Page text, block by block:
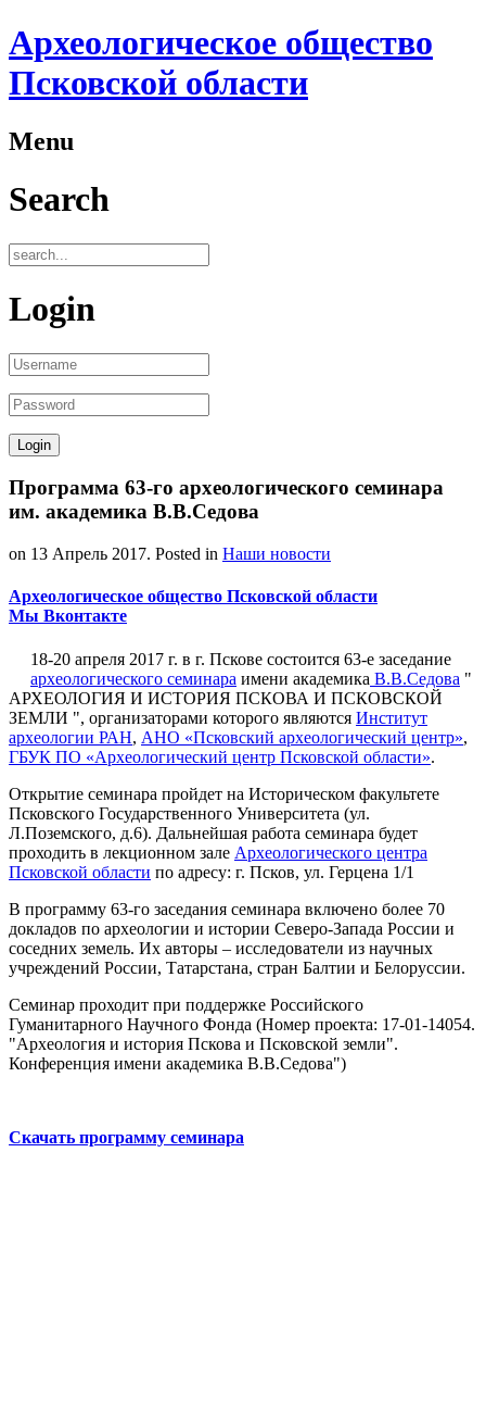
Археологическое общество
Псковской области
Menu
Search
Login
Программа 63-го археологического семинара
им. академика В.В.Седова
on 13 Апрель 2017. Posted in Наши новости
Археологическое общество Псковской области
Мы Вконтакте
18-20 апреля 2017 г. в г. Пскове состоится 63-е заседание
археологического семинара имени академика В.В.Седова "
АРХЕОЛОГИЯ И ИСТОРИЯ ПСКОВА И ПСКОВСКОЙ
ЗЕМЛИ ", организаторами которого являются Институт
археологии РАН, АНО «Псковский археологический центр»,
ГБУК ПО «Археологический центр Псковской области».
Открытие семинара пройдет на Историческом факультете
Псковского Государственного Университета (ул.
Л.Поземского, д.6). Дальнейшая работа семинара будет
проходить в лекционном зале Археологического центра
Псковской области по адресу: г. Псков, ул. Герцена 1/1
В программу 63-го заседания семинара включено более 70
докладов по археологии и истории Северо-Запада России и
соседних земель. Их авторы – исследователи из научных
учреждений России, Татарстана, стран Балтии и Белоруссии.
Семинар проходит при поддержке Российского
Гуманитарного Научного Фонда (Номер проекта: 17-01-14054.
"Археология и история Пскова и Псковской земли".
Конференция имени академика В.В.Седова")
Скачать программу семинара